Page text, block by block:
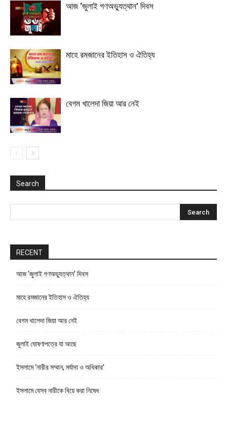
আজ ‘জুলাই গণঅভ্যুত্থান’ দিবস
মাহে রমজানের ইতিহাস ও ঐতিহ্য
বেগম খালেদা জিয়া আর নেই
Search
RECENT
আজ ‘জুলাই গণঅভ্যুত্থান’ দিবস
মাহে রমজানের ইতিহাস ও ঐতিহ্য
বেগম খালেদা জিয়া আর নেই
জুলাই ঘোষণাপত্রে যা আছে
ইসলামে ‘নারীর সম্মান, মর্যাদা ও অধিকার’
ইসলামে যেসব নারীকে বিয়ে করা নিষেধ